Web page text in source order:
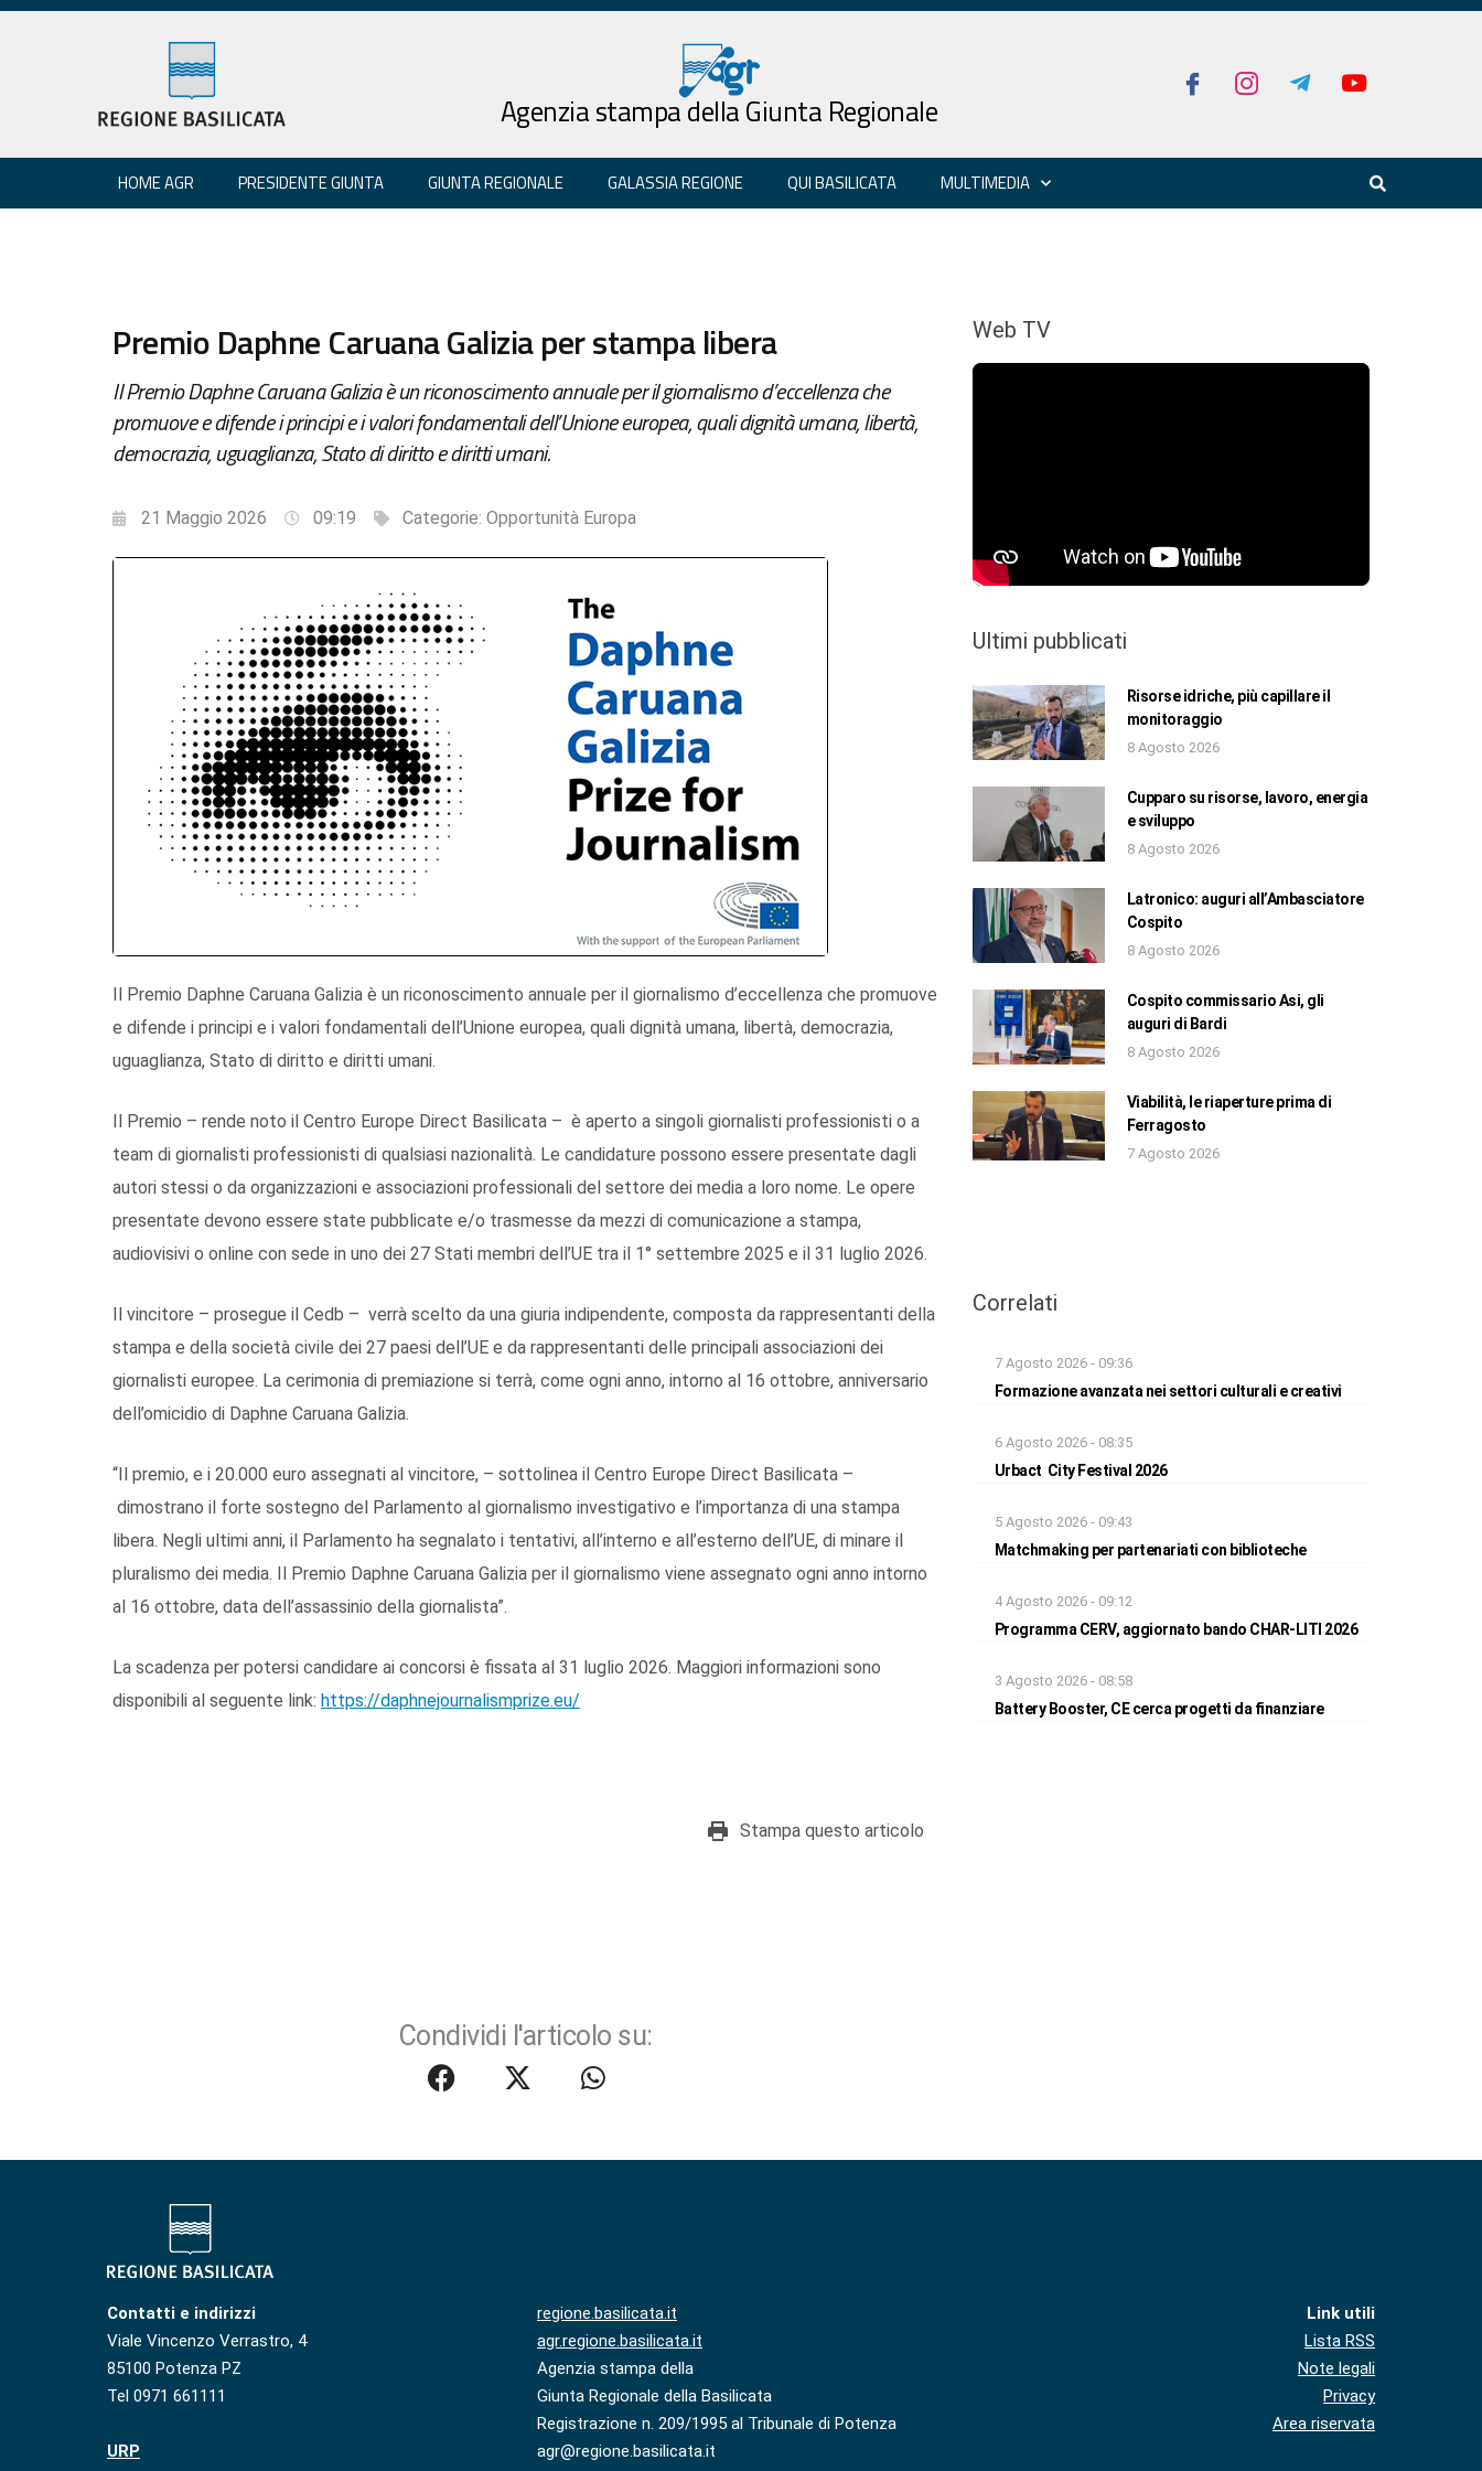
Agenzia stampa della Giunta Regionale
HOME AGR PRESIDENTE GIUNTA GIUNTA REGIONALE GALASSIA REGIONE QUI BASILICATA MULTIMEDIA
Premio Daphne Caruana Galizia per stampa libera
Il Premio Daphne Caruana Galizia è un riconoscimento annuale per il giornalismo d’eccellenza che
promuove e difende i principi e i valori fondamentali dell’Unione europea, quali dignità umana, libertà,
democrazia, uguaglianza, Stato di diritto e diritti umani.
21 Maggio 2026 09:19 Categorie: Opportunità Europa
Il Premio Daphne Caruana Galizia è un riconoscimento annuale per il giornalismo d’eccellenza che promuove
e difende i principi e i valori fondamentali dell’Unione europea, quali dignità umana, libertà, democrazia,
uguaglianza, Stato di diritto e diritti umani.
Il Premio – rende noto il Centro Europe Direct Basilicata – è aperto a singoli giornalisti professionisti o a
team di giornalisti professionisti di qualsiasi nazionalità. Le candidature possono essere presentate dagli
autori stessi o da organizzazioni e associazioni professionali del settore dei media a loro nome. Le opere
presentate devono essere state pubblicate e/o trasmesse da mezzi di comunicazione a stampa,
audiovisivi o online con sede in uno dei 27 Stati membri dell’UE tra il 1° settembre 2025 e il 31 luglio 2026.
Il vincitore – prosegue il Cedb – verrà scelto da una giuria indipendente, composta da rappresentanti della
stampa e della società civile dei 27 paesi dell’UE e da rappresentanti delle principali associazioni dei
giornalisti europee. La cerimonia di premiazione si terrà, come ogni anno, intorno al 16 ottobre, anniversario
dell’omicidio di Daphne Caruana Galizia.
“Il premio, e i 20.000 euro assegnati al vincitore, – sottolinea il Centro Europe Direct Basilicata –
dimostrano il forte sostegno del Parlamento al giornalismo investigativo e l’importanza di una stampa
libera. Negli ultimi anni, il Parlamento ha segnalato i tentativi, all’interno e all’esterno dell’UE, di minare il
pluralismo dei media. Il Premio Daphne Caruana Galizia per il giornalismo viene assegnato ogni anno intorno
al 16 ottobre, data dell’assassinio della giornalista”.
La scadenza per potersi candidare ai concorsi è fissata al 31 luglio 2026. Maggiori informazioni sono
disponibili al seguente link: https://daphnejournalismprize.eu/
Stampa questo articolo
Condividi l'articolo su:
Web TV
Ultimi pubblicati
Risorse idriche, più capillare il
monitoraggio
8 Agosto 2026
Cupparo su risorse, lavoro, energia
e sviluppo
8 Agosto 2026
Latronico: auguri all’Ambasciatore
Cospito
8 Agosto 2026
Cospito commissario Asi, gli
auguri di Bardi
8 Agosto 2026
Viabilità, le riaperture prima di
Ferragosto
7 Agosto 2026
Correlati
7 Agosto 2026 - 09:36
Formazione avanzata nei settori culturali e creativi
6 Agosto 2026 - 08:35
Urbact City Festival 2026
5 Agosto 2026 - 09:43
Matchmaking per partenariati con biblioteche
4 Agosto 2026 - 09:12
Programma CERV, aggiornato bando CHAR-LITI 2026
3 Agosto 2026 - 08:58
Battery Booster, CE cerca progetti da finanziare
Contatti e indirizzi
Viale Vincenzo Verrastro, 4
85100 Potenza PZ
Tel 0971 661111
URP
regione.basilicata.it
agr.regione.basilicata.it
Agenzia stampa della
Giunta Regionale della Basilicata
Registrazione n. 209/1995 al Tribunale di Potenza
agr@regione.basilicata.it
Link utili
Lista RSS
Note legali
Privacy
Area riservata